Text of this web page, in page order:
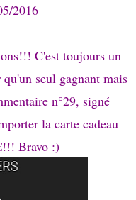
2016
C'est toujours un
seul gagnant mais
n°29, signé
la carte cadeau
Bravo :)